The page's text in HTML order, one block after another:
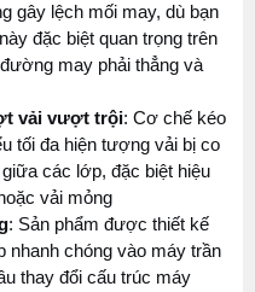
gây lệch mối may, dù bạn
đặc biệt quan trọng trên
may phải thẳng và
vải vượt trội: Cơ chế kéo
tối đa hiện tượng vải bị co
các lớp, đặc biệt hiệu
vải mỏng
: Sản phẩm được thiết kế
nhanh chóng vào máy trần
thay đổi cấu trúc máy